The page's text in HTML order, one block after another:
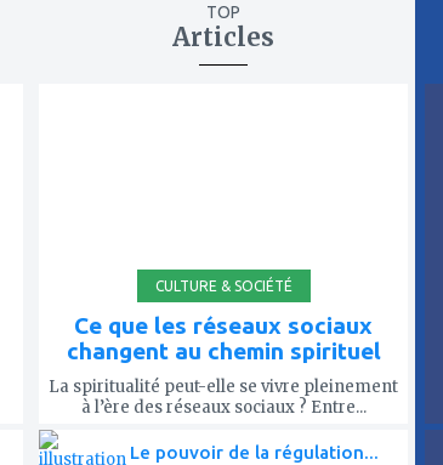
TOP
Articles
CULTURE & SOCIÉTÉ
Ce que les réseaux sociaux
changent au chemin spirituel
La spiritualité peut-elle se vivre pleinement
à l’ère des réseaux sociaux ? Entre...
Le pouvoir de la régulation...